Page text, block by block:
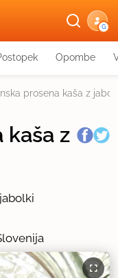
G
Opombe
prosena kaša z
kaša z